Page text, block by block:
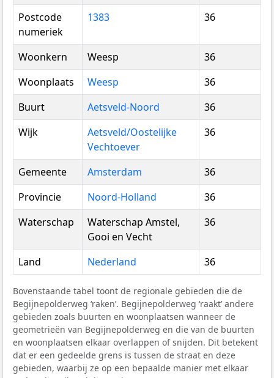
Postcode
numeriek
1383 36
Woonkern Weesp
36
Woonplaats
Weesp
36
Buurt
Aetsveld-Noord
36
Wijk
Aetsveld/Oostelijke
Vechtoever
36
Gemeente Amsterdam
36
Provincie
Noord-Holland
36
Waterschap
Waterschap Amstel,
Gooi en Vecht
36
Land Nederland 36
Bovenstaande tabel toont de regionale gebieden die de
Begijnepolderweg ‘raken’. Begijnepolderweg ‘raakt’ andere
gebieden zoals buurten en woonplaatsen wanneer de
geometrieën van Begijnepolderweg en die van de buurten
en woonplaatsen elkaar overlappen of snijden. Dit betekent
dat er een gedeelde grens is tussen de straat en deze
gebieden, waarbij ze op een bepaalde manier met elkaar